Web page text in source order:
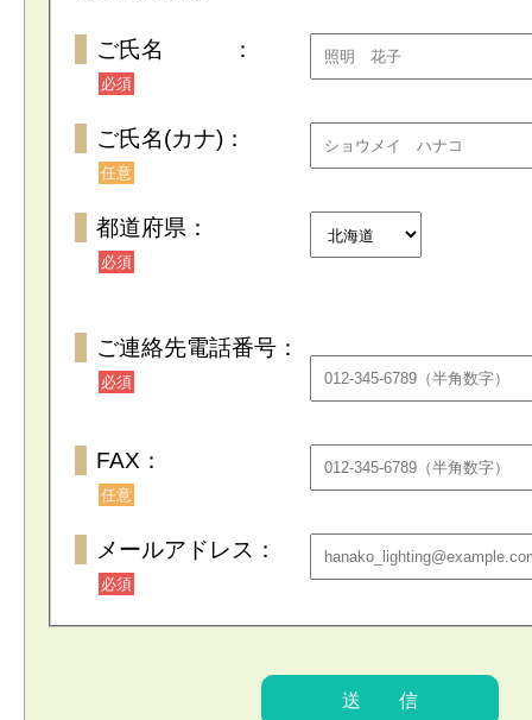
ご氏名 ：
必須
ご氏名(カナ)：
任意
都道府県：
必須
ご連絡先電話番号：
必須
FAX：
任意
メールアドレス：
必須